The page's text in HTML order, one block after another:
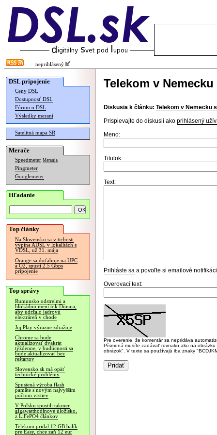
neprihlásený
DSL pripojenie
Ceny DSL
Dostupnosť DSL
Fórum o DSL
Výsledky meraní
Satelitná mapa SR
Merače
Speedmeter Merania
Pingmeter
Googlemeter
Hľadanie
Top články
Na Slovensku sa v tichosti
vypína ADSL v lokalitách s
VDSL, už 31. mája
Orange sa doťahuje na UPC
a O2, spustí 2.5 Gbps
pripojenie
Top správy
Rumunsko odstrelmi a
blokádou mení tok Dunaja,
aby udržalo jadrovú
elektráreň v chode
Joj Play výrazne zdražuje
Chrome sa bude
aktualizovať dvakrát
týždenne, v budúcnosti sa
bude aktualizovať bez
reštartov
Slovensko.sk má opäť
technické problémy
Spustená výroba flash
pamäte s novým najvyšším
počtom vrstiev
V Poľsku spustili takmer
gigawatthodinové úložisko,
z LiFePO4 článkov
Telekom pridal 12 GB balík
pre Easy, chce zaň 12 eur
Telekom v
Diskusia k článku: Telekom v Nemecku
Prispievajte do diskusií ako prihlásený
Meno:
Titulok:
Text:
Prihláste sa a povoľte si emailové
Overovací text:
Pre overenie, že komentár sa nepridáva
Písmená musíte zadávať rovnako ako na
obrázok". V texte sa používajú iba znaky